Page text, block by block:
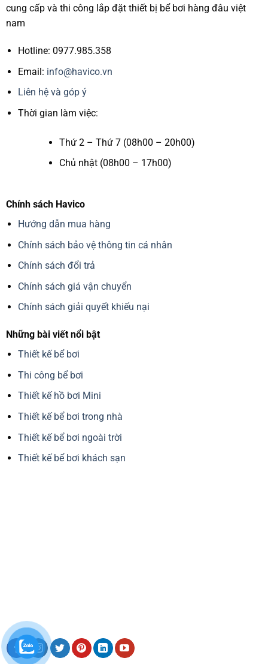
cung cấp và thi công lắp đặt thiết bị bể bơi hàng đâu việt
nam
Hotline: 0977.985.358
Email: info@havico.vn
Liên hệ và góp ý
Thời gian làm việc:
Thứ 2 – Thứ 7 (08h00 – 20h00)
Chủ nhật (08h00 – 17h00)
Chính sách Havico
Hướng dẫn mua hàng
Chính sách bảo vệ thông tin cá nhân
Chính sách đổi trả
Chính sách giá vận chuyển
Chính sách giải quyết khiếu nại
Những bài viết nổi bật
Thiết kế bể bơi
Thi công bể bơi
Thiết kế hồ bơi Mini
Thiết kế bể bơi trong nhà
Thiết kế bể bơi ngoài trời
Thiết kế bể bơi khách sạn